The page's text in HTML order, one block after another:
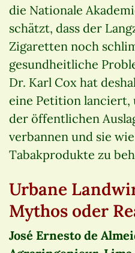
die Nationale
schätzt, dass der
Zigaretten noch
gesundheitliche
Dr. Karl Cox hat
eine Petition lanciert,
der öffentlichen
verbannen und sie
Tabakprodukte zu
Urbane
Mythos oder
José Ernesto de